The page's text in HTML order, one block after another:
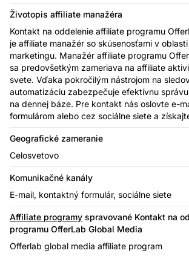
Životopis affiliate manažéra
Kontakt na oddelenie affiliate programu
je affiliate manažér so skúsenosťami v
marketingu. Manažér affiliate programu
sa predovšetkým zameriava na affiliate
svete. Vďaka pokročilým nástrojom na
automatizáciu zabezpečuje efektívnu
na dennej báze. Pre kontakt nás oslovte e-
formulárom alebo cez sociálne siete a
Geografické zameranie
Celosvetovo
Komunikačné kanály
E-mail, kontaktný formulár, sociálne siete
Affiliate programy spravované Kontakt na
programu OfferLab Global Media
Offerlab global media affiliate program